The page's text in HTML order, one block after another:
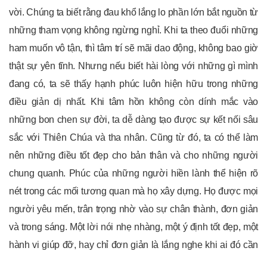
vời. Chúng ta biết rằng đau khổ lắng lo phần lớn bắt nguồn từ
những tham vọng không ngừng nghỉ. Khi ta theo đuổi những
ham muốn vô tận, thì tâm trí sẽ mãi dao động, không bao giờ
thật sự yên tĩnh. Nhưng nếu biết hài lòng với những gì mình
đang có, ta sẽ thấy hạnh phúc luôn hiện hữu trong những
điều giản dị nhất. Khi tâm hồn không còn dính mắc vào
những bon chen sự đời, ta dễ dàng tạo được sự kết nối sâu
sắc với Thiên Chúa và tha nhân. Cũng từ đó, ta có thể làm
nên những điều tốt đẹp cho bản thân và cho những người
chung quanh. Phúc của những người hiền lành thể hiện rõ
nét trong các mối tương quan mà họ xây dựng. Họ được mọi
người yêu mến, trân trọng nhờ vào sự chân thành, đơn giản
và trong sáng. Một lời nói nhẹ nhàng, một ý định tốt đẹp, một
hành vi giúp đỡ, hay chỉ đơn giản là lắng nghe khi ai đó cần